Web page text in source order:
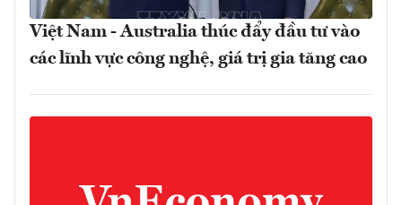
Việt Nam - Australia thúc đẩy đầu tư vào
các lĩnh vực công nghệ, giá trị gia tăng cao